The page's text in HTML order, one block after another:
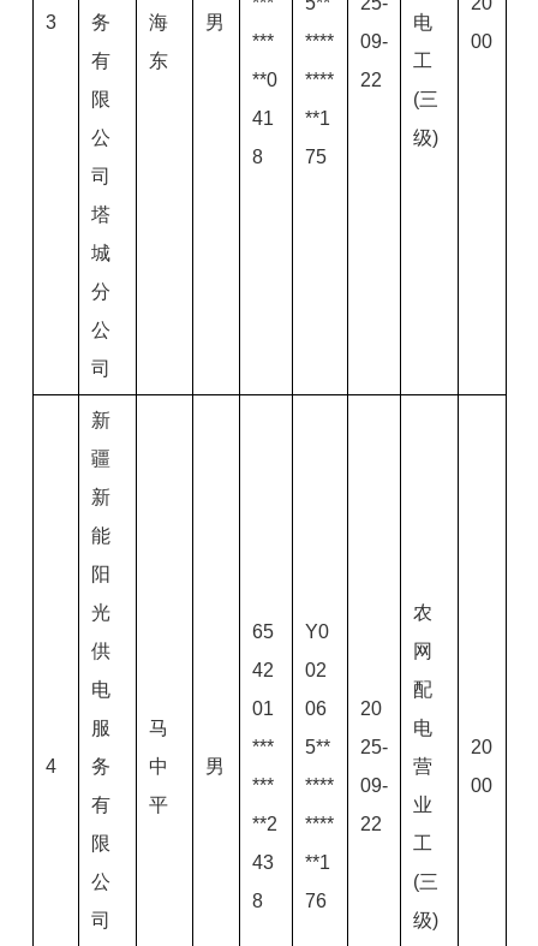
3
务
有
限
公
司
塔
城
分
公
司
海
东
男
***
**0
41
8
****
****
**1
75
09-
22
电
工
(三
级)
00
4
新
疆
新
能
阳
光
供
电
服
务
有
限
公
司
马
中
平
男
65
42
01
***
***
**2
43
8
Y0
02
06
5**
****
****
**1
76
20
25-
09-
22
农
网
配
电
营
业
工
(三
级)
20
00